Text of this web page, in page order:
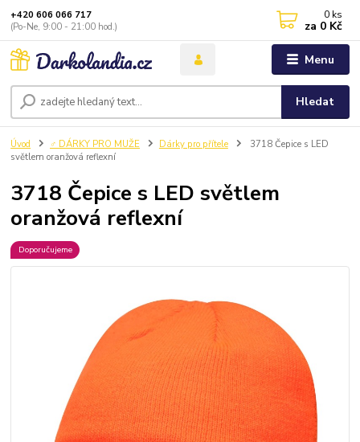
Menu
Hledat
+420 606 066 717
(Po-Ne, 9:00 - 21:00 hod.)
0 ks
za 0 Kč
Úvod ♂️ DÁRKY PRO MUŽE Dárky pro přítele
3718 Čepice s LED
světlem oranžová reflexní
3718 Čepice s LED světlem
oranžová reflexní
Doporučujeme